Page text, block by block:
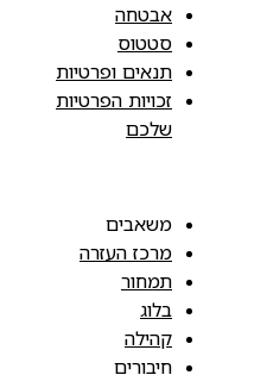
אבטחה
סטטוס
תנאים ופרטיות
זכויות הפרטיות
שלכם
משאבים
מרכז העזרה
תמחור
בלוג
קהילה
חיבורים